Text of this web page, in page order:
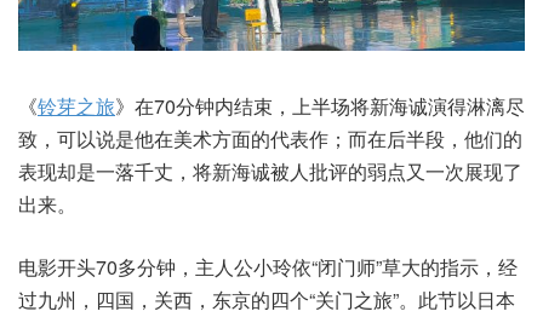
《铃芽之旅》在70分钟内结束，上半场将新海诚演得淋漓尽
致，可以说是他在美术方面的代表作；而在后半段，他们的
表现却是一落千丈，将新海诚被人批评的弱点又一次展现了
出来。
电影开头70多分钟，主人公小玲依“闭门师”草大的指示，经
过九州，四国，关西，东京的四个“关门之旅”。此节以日本